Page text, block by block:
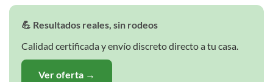
💪 Resultados reales, sin rodeos
Calidad certificada y envío discreto directo a tu casa.
Ver oferta →